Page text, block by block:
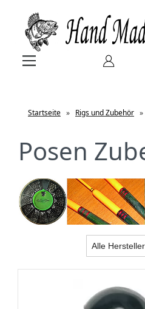
Startseite » Rigs und Zubehör »
Posen